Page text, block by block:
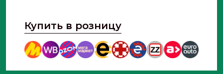
Купить в розницу